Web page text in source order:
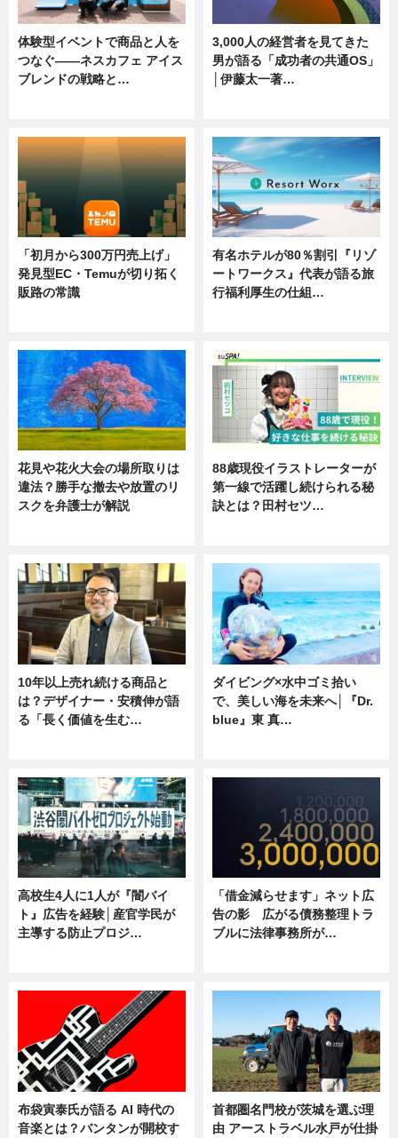
体験型イベントで商品と人を
つなぐ――ネスカフェ アイス
ブレンドの戦略と…
3,000人の経営者を見てきた
男が語る「成功者の共通OS」
│伊藤太一著…
「初月から300万円売上げ」
発見型EC・Temuが切り拓く
販路の常識
有名ホテルが80％割引『リゾ
ートワークス』代表が語る旅
行福利厚生の仕組…
花見や花火大会の場所取りは
違法？勝手な撤去や放置のリ
スクを弁護士が解説
88歳現役イラストレーターが
第一線で活躍し続けられる秘
訣とは？田村セツ…
10年以上売れ続ける商品と
は？デザイナー・安積伸が語
る「長く価値を生む…
ダイビング×水中ゴミ拾い
で、美しい海を未来へ│『Dr.
blue』東 真…
高校生4人に1人が『闇バイ
ト』広告を経験│産官学民が
主導する防止プロジ…
「借金減らせます」ネット広
告の影 広がる債務整理トラ
ブルに法律事務所が…
布袋寅泰氏が語る AI 時代の
音楽とは？バンタンが開校す
首都圏名門校が茨城を選ぶ理
由 アーストラベル水戸が仕掛